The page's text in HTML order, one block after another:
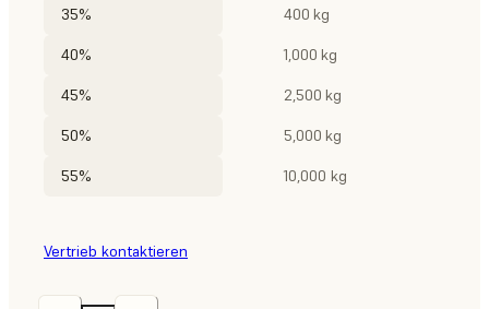
35% 400 kg
40% 1,000 kg
45% 2,500 kg
50% 5,000 kg
55% 10,000 kg
Vertrieb kontaktieren